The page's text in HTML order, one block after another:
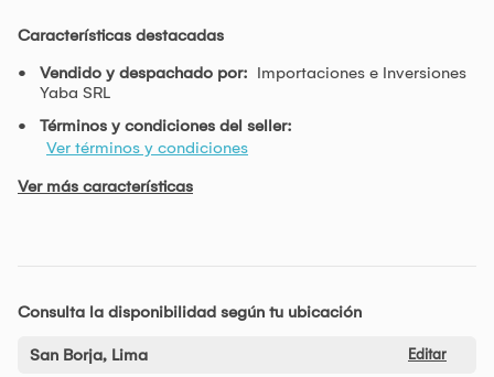
Características destacadas
Vendido y despachado por: Importaciones e Inversiones
Yaba SRL
Términos y condiciones del seller:
Ver términos y condiciones
Ver más características
Consulta la disponibilidad según tu ubicación
San Borja, Lima Editar